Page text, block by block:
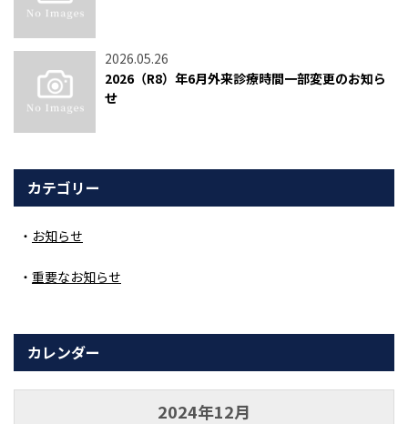
2026.05.26
2026（R8）年6月外来診療時間一部変更のお知ら
せ
カテゴリー
お知らせ
重要なお知らせ
カレンダー
2024年12月